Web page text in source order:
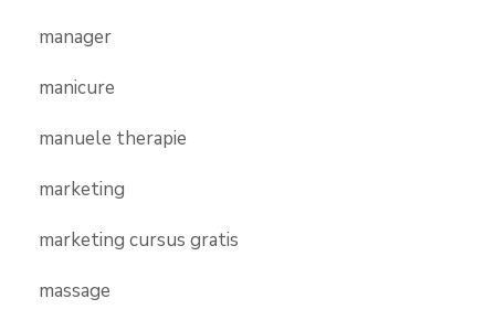
manager
manicure
manuele therapie
marketing
marketing cursus gratis
massage